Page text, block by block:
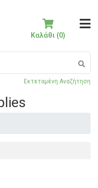
Εκτεταμένη Αναζήτηση
Καλάθι (0)